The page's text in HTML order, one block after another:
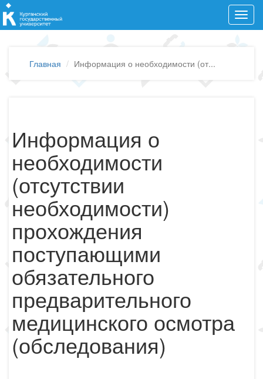
Главная Информация о необходимости (от...
Информация о
необходимости
(отсутствии
необходимости)
прохождения
поступающими
обязательного
предварительного
медицинского осмотра
(обследования)